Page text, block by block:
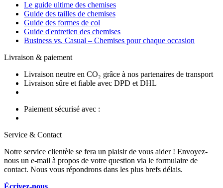
Le guide ultime des chemises
Guide des tailles de chemises
Guide des formes de col
Guide d'entretien des chemises
Business vs. Casual – Chemises pour chaque occasion
Livraison & paiement
Livraison neutre en CO₂ grâce à nos partenaires de transport
Livraison sûre et fiable avec DPD et DHL
Paiement sécurisé avec :
Service & Contact
Notre service clientèle se fera un plaisir de vous aider ! Envoyez-
nous un e-mail à propos de votre question via le formulaire de
contact. Nous vous répondrons dans les plus brefs délais.
Écrivez-nous